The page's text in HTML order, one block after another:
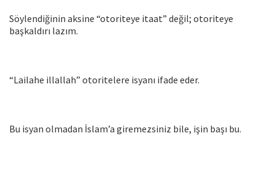
Söylendiğinin aksine “otoriteye itaat” değil; otoriteye
başkaldırı lazım.
“Lailahe illallah” otoritelere isyanı ifade eder.
Bu isyan olmadan İslam’a giremezsiniz bile, işin başı bu.